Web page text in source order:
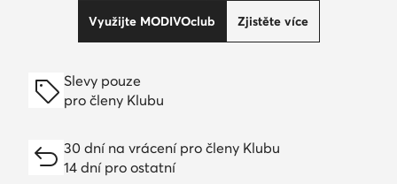
Využijte MODIVOclub Zjistěte více
Slevy pouze
pro členy Klubu
30 dní na vrácení pro členy Klubu
14 dní pro ostatní